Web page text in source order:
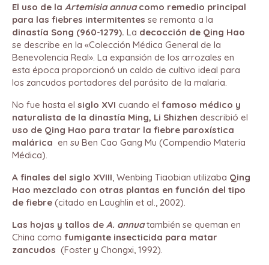
El uso de la Artemisia annuacomo remedio principal
para las fiebres intermitentes se remonta a la
dinastía Song (960-1279). La decocción de Qing Hao
se describe en la «Colección Médica General de la
Benevolencia Real». La expansión de los arrozales en
esta época proporcionó un caldo de cultivo ideal para
los zancudos portadores del parásito de la malaria.
No fue hasta el siglo XVI cuando el famoso médico y
naturalista de la dinastía Ming, Li Shizhen describió el
uso de Qing Hao para tratar la fiebre paroxística
malárica en su Ben Cao Gang Mu (Compendio Materia
Médica).
A finales del siglo XVIII , Wenbing Tiaobian utilizaba Qing
Hao mezclado con otras plantas en función del tipo
de fiebre (citado en Laughlin et al., 2002).
Las hojas y tallos de A. annua también se queman en
China como fumigante insecticida para matar
zancudos (Foster y Chongxi, 1992).